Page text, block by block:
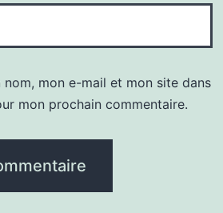
nom, mon e-mail et mon site dans
mon prochain commentaire.